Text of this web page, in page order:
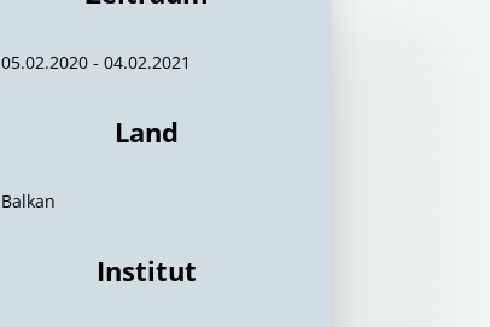
05.02.2020 - 04.02.2021
Land
Balkan
Institut